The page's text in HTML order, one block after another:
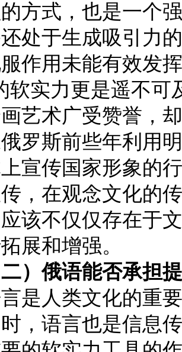
方式，也是一个
处于生成吸引力
作用未能有效发
软实力更是遥不
艺术广受赞誉，
罗斯前些年利用
宣传国家形象的
，在观念文化的
该不仅仅存在于
展和增强。
二）俄语能否承担
人类文化的重要
，语言也是信息